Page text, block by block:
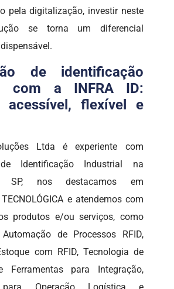
pela digitalização, investir neste
se torna um diferencial
de identificação
com a INFRA ID:
acessível, flexível e
Ltda é experiente com
Identificação Industrial na
SP, nos destacamos em
e atendemos com
produtos e/ou serviços, como
de Processos RFID,
com RFID, Tecnologia de
Ferramentas para Integração,